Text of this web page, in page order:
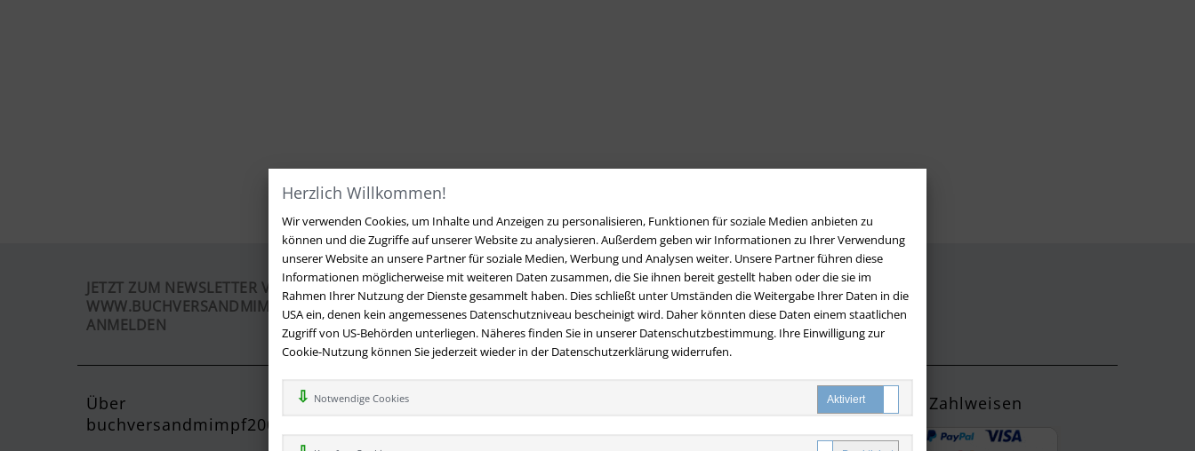
Herzlich Willkommen!
Wir verwenden Cookies, um Inhalte und Anzeigen zu personalisieren, Funktionen für soziale Medien anbieten zu
können und die Zugriffe auf unserer Website zu analysieren. Außerdem geben wir Informationen zu Ihrer Verwendung
unserer Website an unsere Partner für soziale Medien, Werbung und Analysen weiter. Unsere Partner führen diese
Informationen möglicherweise mit weiteren Daten zusammen, die Sie ihnen bereit gestellt haben oder die sie im
Rahmen Ihrer Nutzung der Dienste gesammelt haben. Dies schließt unter Umständen die Weitergabe Ihrer Daten in die
USA ein, denen kein angemessenes Datenschutzniveau bescheinigt wird. Daher könnten diese Daten einem staatlichen
Zugriff von US-Behörden unterliegen. Näheres finden Sie in unserer Datenschutzbestimmung. Ihre Einwilligung zur
Cookie-Nutzung können Sie jederzeit wieder in der Datenschutzerklärung widerrufen.
Notwendige Cookies
JETZT ZUM NEWSLETTER VON
WWW.BUCHVERSANDMIMPF2000.DE
ANMELDEN
LOS
Über
buchversandmimpf2000.de
Kontakt Zahlweisen